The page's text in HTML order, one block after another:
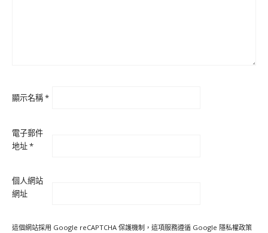
顯示名稱*
電子郵件
地址*
個人網站
網址
這個網站採用 Google reCAPTCHA 保護機制，這項服務遵循 Google 隱私權政策